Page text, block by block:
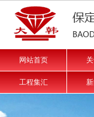
网站首页
工程集汇